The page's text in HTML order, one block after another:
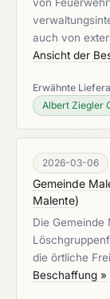
auch von
Ansicht der
Erwähnte
Albert Ziegler
2026-03-06
Gemeinde
Malente)
Die
die örtliche
Beschaffung »